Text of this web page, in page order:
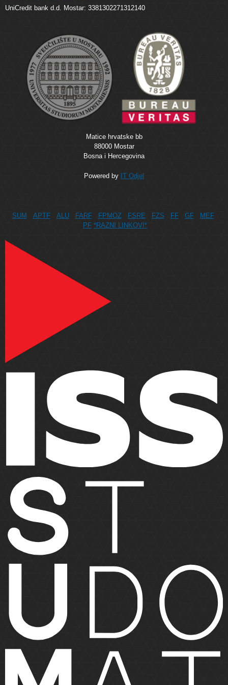
UniCredit bank d.d. Mostar: 3381302271312140
Matice hrvatske bb
88000 Mostar
Bosna i Hercegovina
Powered by IT Odjel
SUM APTF ALU FARF FPMOZ FSRE FZS FF GF
MEF
PF *RAZNI LINKOVI*